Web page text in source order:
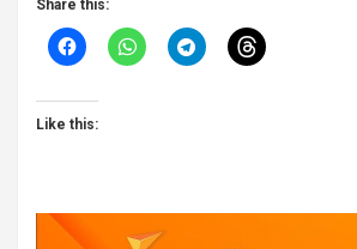
Share this:
Like this: